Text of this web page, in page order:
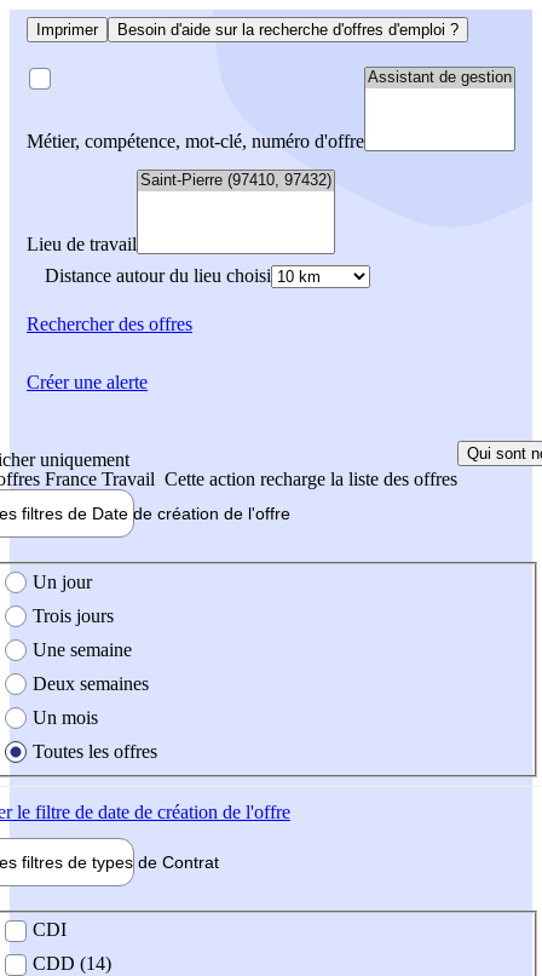
Imprimer Besoin d'aide sur la recherche d'offres d'emploi ?
Métier, compétence, mot-clé, numéro d'offre
Lieu de travail
Distance autour du lieu choisi
Rechercherdes offres
uniquement
France Travail Cette action recharge la liste des offres
Qui sont
filtres de Date de création de l'offre
création de l'offre
Un jour
Trois jours
Une semaine
Deux semaines
Un mois
Toutes les offres
le filtre de date de création de l'offre
filtres de types de Contrat
contrat
CDI
CDD (14)
Créer une alerte